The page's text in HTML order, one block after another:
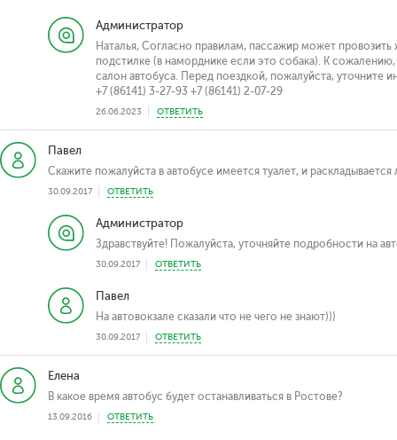
Администратор
Наталья, Согласно правилам, пассажир может
подстилке (в наморднике если это собака). К
салон автобуса. Перед поездкой, пожалуйста, уточните
+7 (86141) 3-27-93 +7 (86141) 2-07-29
26.06.2023 ОТВЕТИТЬ
Павел
Скажите пожалуйста в автобусе имеется туалет, и раскладывается
30.09.2017 ОТВЕТИТЬ
Администратор
Здравствуйте! Пожалуйста, уточняйте подробности на
30.09.2017 ОТВЕТИТЬ
Павел
На автовокзале сказали что не чего не знают)))
30.09.2017 ОТВЕТИТЬ
Елена
В какое время автобус будет останавливаться в Ростове?
13.09.2016 ОТВЕТИТЬ